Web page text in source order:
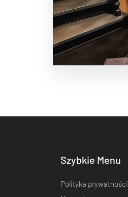
Szybkie Menu
Polityka prywatności